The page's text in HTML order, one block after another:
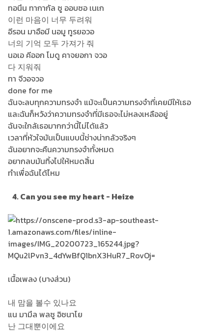
ทอนึน ทากากัล ซู ออบซอ เนเก
이런 마음이 너무 두려워
อีรอน มาอือมี นอมู ทูรยอวอ
너의 기억 모두 가져가 줘
นอเอ คีออก โมดู คาจยอกา จวอ
다 지워줘
ทา จีวอจวอ
done for me
ฉันจะลบทุกความทรงจำ แม้จะเป็นความทรงจำที่เคยมีให้เธอ
และฉันก็หวังว่าความทรงจำที่มีเธอจะไม่หลงเหลืออยู่
ฉันจะใกล้เธอมากกว่านี้ไม่ได้แล้ว
เวลาที่หัวใจมันเป็นแบบนี้ช่างน่ากลัวจริงๆ
ฉันอยากจะคืนความทรงจำทั้งหมด
อยากลบมันทิ้งไปให้หมดสิ้น
ทำเพื่อฉันได้ไหม
4. Can you see my heart - Heize
เนื้อเพลง (บางส่วน)
내 맘을 볼수 있나요
แน มามึล พลซู อิซนาโย
난 그대뿐이에요